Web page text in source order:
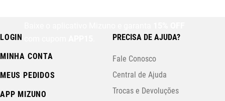
LOGIN
MINHA CONTA
MEUS PEDIDOS
APP MIZUNO
PRECISA DE AJUDA?
Fale Conosco
Central de Ajuda
Trocas e Devoluções